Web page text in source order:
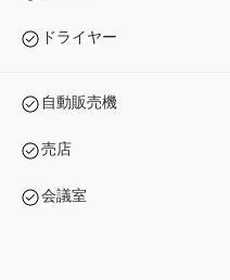
ドライヤー
自動販売機
売店
会議室